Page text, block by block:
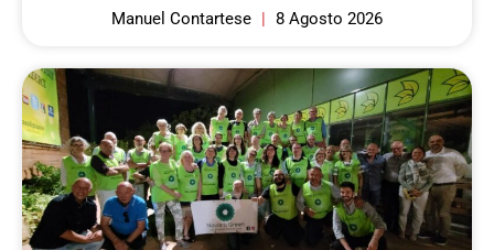
Manuel Contartese 8 Agosto 2026